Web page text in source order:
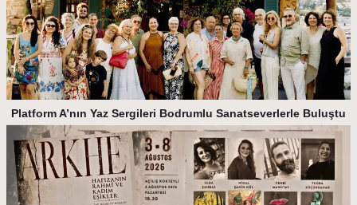
Platform A’nın Yaz Sergileri Bodrumlu Sanatseverlerle Buluştu